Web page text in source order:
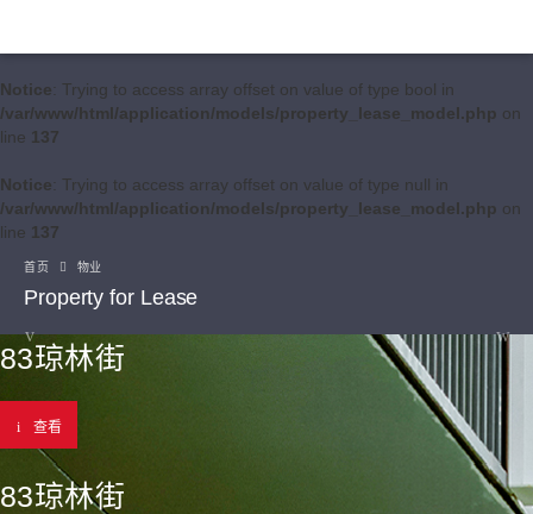
Notice: Trying to access array offset on value of type bool in
/var/www/html/application/models/property_lease_model.php on
line 137
Notice: Trying to access array offset on value of type null in
/var/www/html/application/models/property_lease_model.php on
line 137
首页 物业
Property for Lease
83琼林街
查看
83琼林街